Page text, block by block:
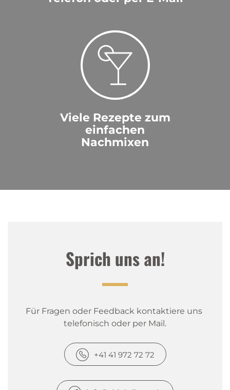
Viele Rezepte zum
einfachen
Nachmixen
Sprich uns an!
Für Fragen oder Feedback kontaktiere uns
telefonisch oder per Mail.
+41 41 972 72 72